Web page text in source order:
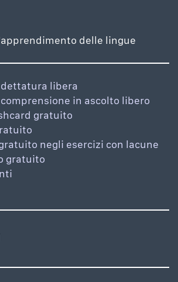
delle lingue
libera
in ascolto libero
gratuito
negli esercizi con lacune
gratuito